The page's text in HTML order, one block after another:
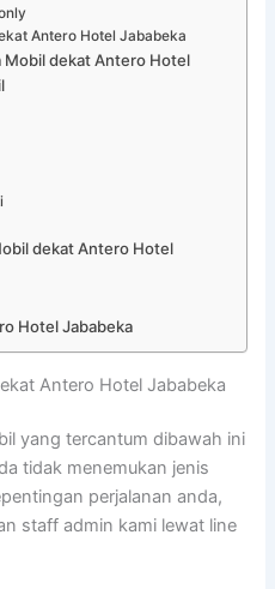
Antero Hotel Jababeka
Mobil dekat Antero Hotel
dekat Antero Hotel
Hotel Jababeka
Antero Hotel Jababeka
yang tercantum dibawah ini
tidak menemukan jenis
perjalanan anda,
staff admin kami lewat line